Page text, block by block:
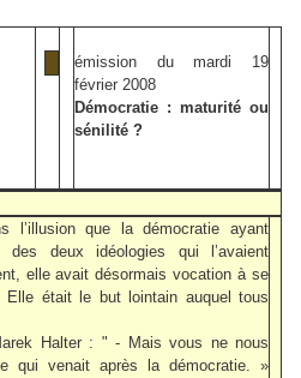
émission du mardi 19
février 2008
Démocratie : maturité ou
sénilité ?
l’illusion que la démocratie ayant
des deux idéologies qui l’avaient
elle avait désormais vocation à se
Elle était le but lointain auquel tous
Halter : " - Mais vous ne nous
qui venait après la démocratie. »